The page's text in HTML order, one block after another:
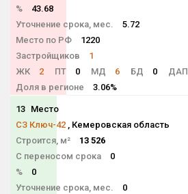
%
43.68
Уточнение срока, мес.
5.72
Место по РФ
1220
Застройщиков
1
ЖК
2 ПТ 0 МД 6 БД 0 ДАП
Доля в регионе
3.06%
13 Место
СЗ Ключ-42 , Кемеровская область
Строится, м²
13 526
С переносом срока
0
%
0
Уточнение срока, мес.
0